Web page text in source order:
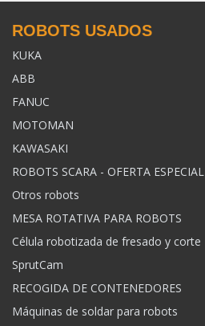
ROBOTS USADOS
KUKA
ABB
FANUC
MOTOMAN
KAWASAKI
ROBOTS SCARA - OFERTA ESPECIAL
Otros robots
MESA ROTATIVA PARA ROBOTS
Célula robotizada de fresado y corte
SprutCam
RECOGIDA DE CONTENEDORES
Máquinas de soldar para robots